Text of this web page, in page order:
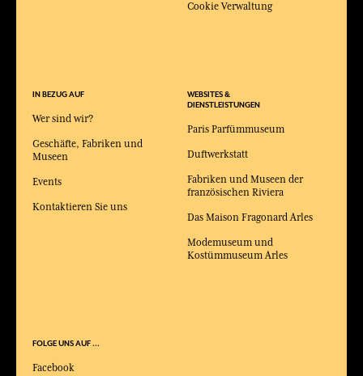
Cookie Verwaltung
WEBSITES &
DIENSTLEISTUNGEN
Paris Parfümmuseum
Duftwerkstatt
Fabriken und Museen der
französischen Riviera
Das Maison Fragonard Arles
Modemuseum und
Kostümmuseum Arles
IN BEZUG AUF
Wer sind wir?
Geschäfte, Fabriken und
Museen
Events
Kontaktieren Sie uns
FOLGE UNS AUF ...
Facebook